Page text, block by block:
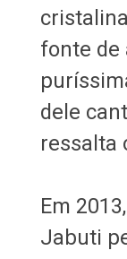
fonte de
dele
ressalta
Em
Jabuti